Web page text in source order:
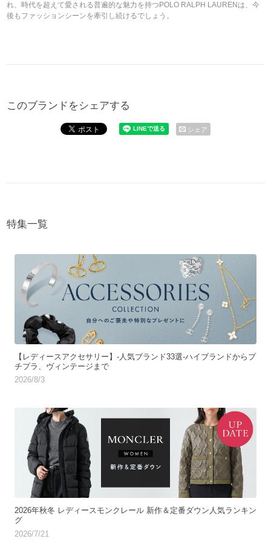
れ、時代を超えて愛される普遍的な魅力を持つPOLO RALPH LAURENは、今
後もファッションシーンを牽引し続けるでしょう。
このブランドをシェアする
シェア
特集一覧
【レディースアクセサリー】-人気ブランド33選-ハイブランドからプ
チプラ、ヴィンテージまで
2026/8/3
2026年秋冬 レディースモンクレール 新作＆定番ダウン人気ランキン
グ
2026/7/21